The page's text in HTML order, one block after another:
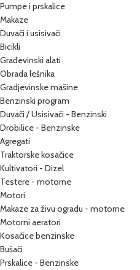
Pumpe i prskalice
Makaze
Duvači i usisivači
Bicikli
Građevinski alati
Obrada lešnika
Gradjevinske mašine
Benzinski program
Duvači / Usisivači - Benzinski
Drobilice - Benzinske
Agregati
Traktorske kosačice
Kultivatori - Dizel
Testere - motorne
Motori
Makaze za živu ogradu - motorne
Motorni aeratori
Kosačice benzinske
Bušači
Prskalice - Benzinske